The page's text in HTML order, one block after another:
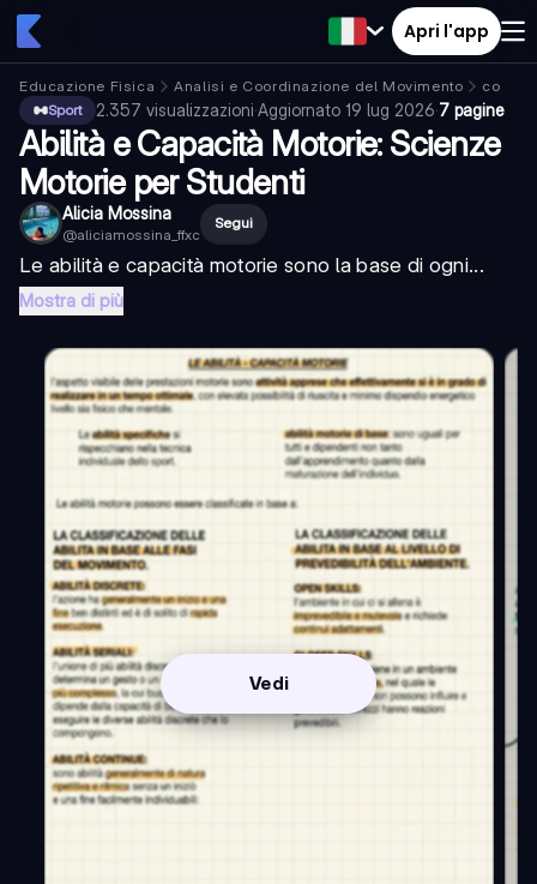
Apri l'app
Educazione Fisica Analisi e Coordinazione del Movimento
Sport
2.357 visualizzazioni·Aggiornato 19 lug 2026·7 pagine
Abilità e Capacità Motorie: Scienze
Motorie per Studenti
Alicia Mossina
@aliciamossina_ffxc
Segui
Le abilità e capacità motorie sono la base di ogni...
Mostra di più
Vedi